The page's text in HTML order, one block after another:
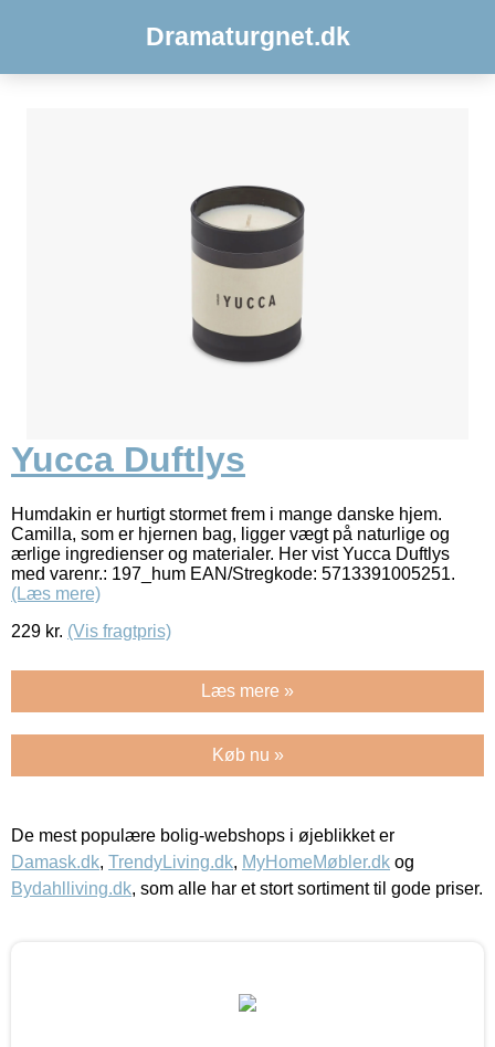
Dramaturgnet.dk
Yucca Duftlys
Humdakin er hurtigt stormet frem i mange danske hjem.
Camilla, som er hjernen bag, ligger vægt på naturlige og
ærlige ingredienser og materialer. Her vist Yucca Duftlys
med varenr.: 197_hum EAN/Stregkode: 5713391005251.
(Læs mere)
229 kr. (Vis fragtpris)
Læs mere »
Køb nu »
De mest populære bolig-webshops i øjeblikket er
Damask.dk, TrendyLiving.dk, MyHomeMøbler.dk og
Bydahlliving.dk, som alle har et stort sortiment til gode priser.